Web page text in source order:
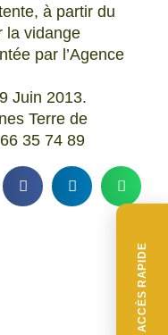
ACCÈS RAPIDE
à partir du
la vidange
par l’Agence
Juin 2013.
Terre de
35 74 89